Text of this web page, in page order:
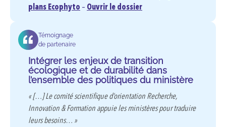
plans Ecophyto – Ouvrir le dossier
Témoignage
de partenaire
Intégrer les enjeux de transition
écologique et de durabilité dans
l’ensemble des politiques du ministère
« […] Le comité scientifique d’orientation Recherche,
Innovation & Formation appuie les ministères pour traduire
leurs besoins… »